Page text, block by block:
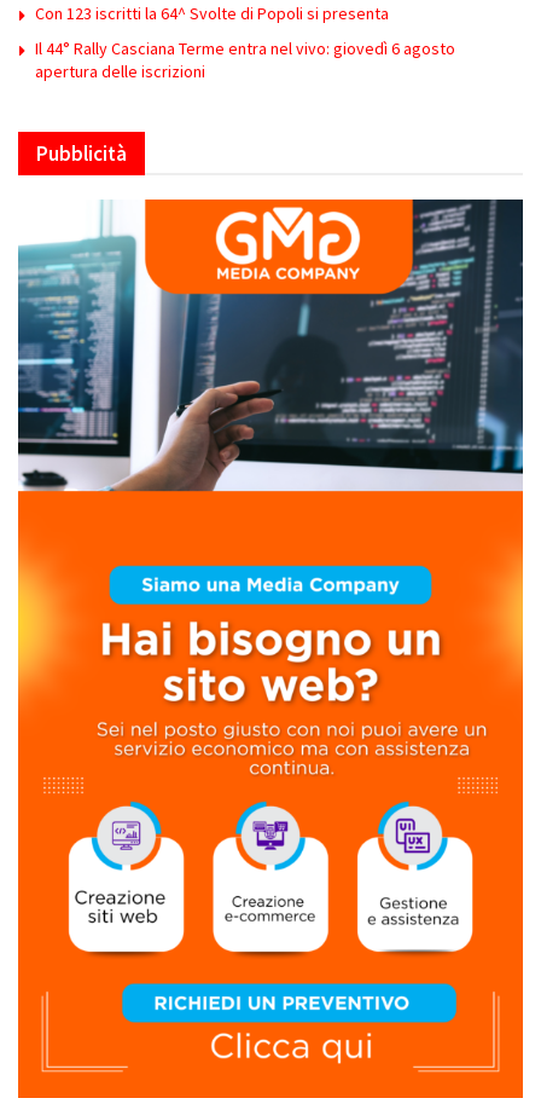
Con 123 iscritti la 64^ Svolte di Popoli si presenta
Il 44° Rally Casciana Terme entra nel vivo: giovedì 6 agosto
apertura delle iscrizioni
Pubblicità